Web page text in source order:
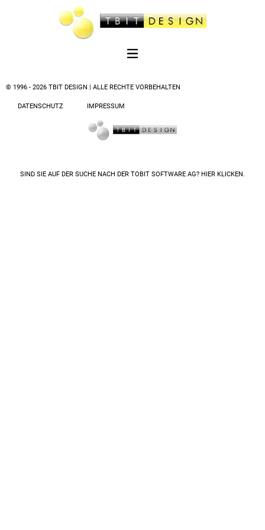
© 1996 - 2026 TBIT DESIGN | ALLE RECHTE VORBEHALTEN
DATENSCHUTZ IMPRESSUM
SIND SIE AUF DER SUCHE NACH DER TOBIT SOFTWARE AG? HIER KLICKEN.